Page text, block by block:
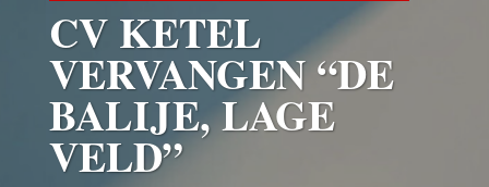
CV KETEL
VERVANGEN “DE
BALIJE, LAGE
VELD”